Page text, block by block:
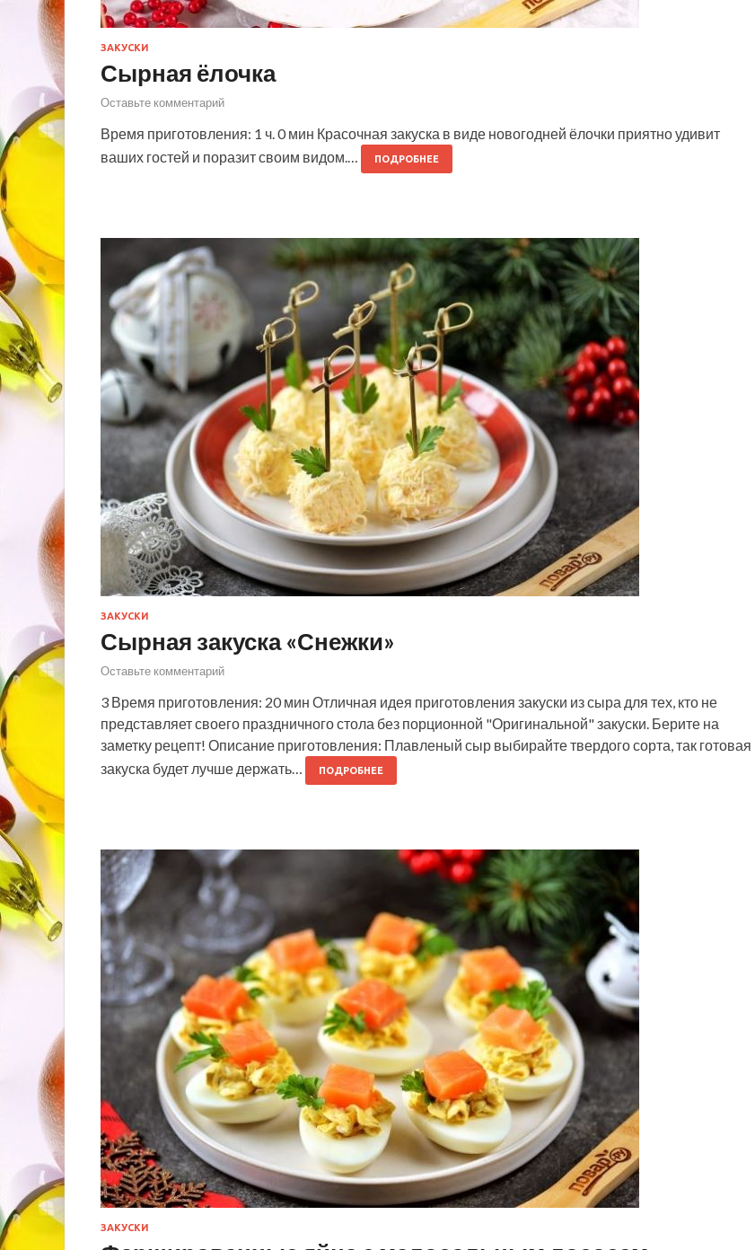
ЗАКУСКИ
Сырная ёлочка
Оставьте комментарий
Время приготовления: 1 ч. 0 мин Красочная закуска в виде новогодней ёлочки приятно удивит
ваших гостей и поразит своим видом.…
ПОДРОБНЕЕ
ЗАКУСКИ
Сырная закуска «Снежки»
Оставьте комментарий
3 Время приготовления: 20 мин Отличная идея приготовления закуски из сыра для тех, кто не
представляет своего праздничного стола без порционной "Оригинальной" закуски. Берите на
заметку рецепт! Описание приготовления: Плавленый сыр выбирайте твердого сорта, так готовая
закуска будет лучше держать…
ПОДРОБНЕЕ
ЗАКУСКИ